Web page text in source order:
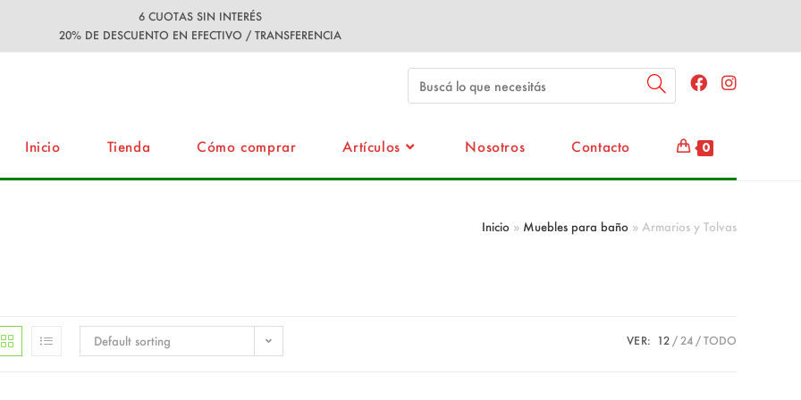
6 CUOTAS SIN INTERÉS
20% DE DESCUENTO EN EFECTIVO / TRANSFERENCIA
Inicio Tienda Cómo comprar Artículos Nosotros Contacto 0
Inicio » Muebles para baño » Armarios y Tolvas
Default sorting VER: 12 24 TODO